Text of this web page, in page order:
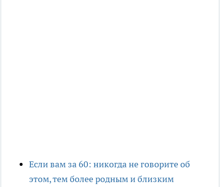
Если вам за 60: никогда не говорите об
этом, тем более родным и близким